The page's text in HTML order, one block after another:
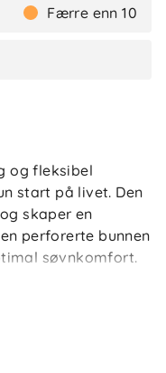
Færre enn 10
og fleksibel
start på livet. Den
skaper en
perforerte bunnen
søvnkomfort.
den som
godt også i